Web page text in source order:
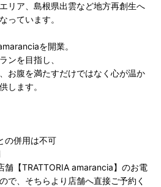
リア、島根県出雲など地方再創生へ
っています。
を開業。
ンを目指し、
お腹を満たすだけではなく心が温か
します。
の併用は不可
舗【TRATTORIA amarancia】のお電
で、そちらより店舗へ直接ご予約く